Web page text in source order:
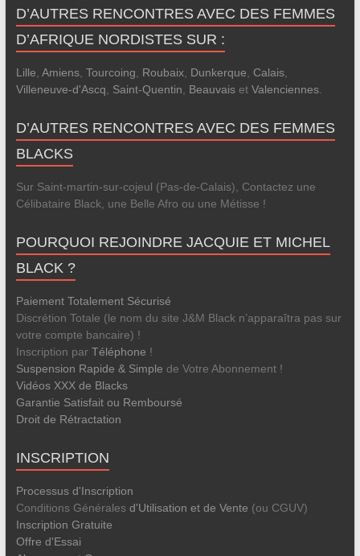
D’AUTRES RENCONTRES AVEC DES FEMMES
D’AFRIQUE NORDISTES SUR :
Lille, Amiens, Tourcoing, Roubaix, Dunkerque, Calais,
Villeneuve-d'Ascq, Saint-Quentin, Beauvaiset Valenciennes.
D’AUTRES RENCONTRES AVEC DES FEMMES
BLACKS
Sur Saint-martin-sur-cojeul (Pas-de-Calais), Contactez une
Célibataire Black, une Belle Afro ou une Métisse !
POURQUOI REJOINDRE JACQUIE ET MICHEL
BLACK ?
Paiement Totalement Sécurisé
Discrétion Totale (le nom du site J&M Black n’apparaîtra pas sur
votre compte bancaire) !
Inscription par Téléphone !
Suspension Rapide & Simple de Votre Abonnement !
Vidéos XXX de Blacks
Garantie Satisfait ou Remboursé
Droit de Rétractation
INSCRIPTION
Processus d'Inscription
Conditions Générales d'Utilisation et de Vente (ou CGUV)
Inscription Gratuite
Offre d'Essai